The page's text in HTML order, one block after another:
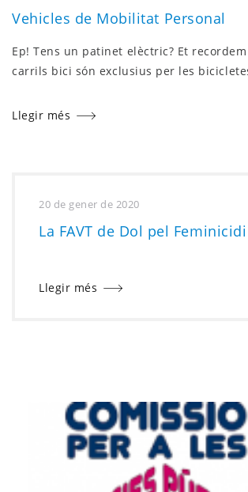
Vehicles de Mobilitat Personal
Ep! Tens un patinet elèctric? Et
carrils bici són exclusius per les
Llegir més
20 de gener de 2020
La FAVT de Dol pel Feminicidi
Llegir més